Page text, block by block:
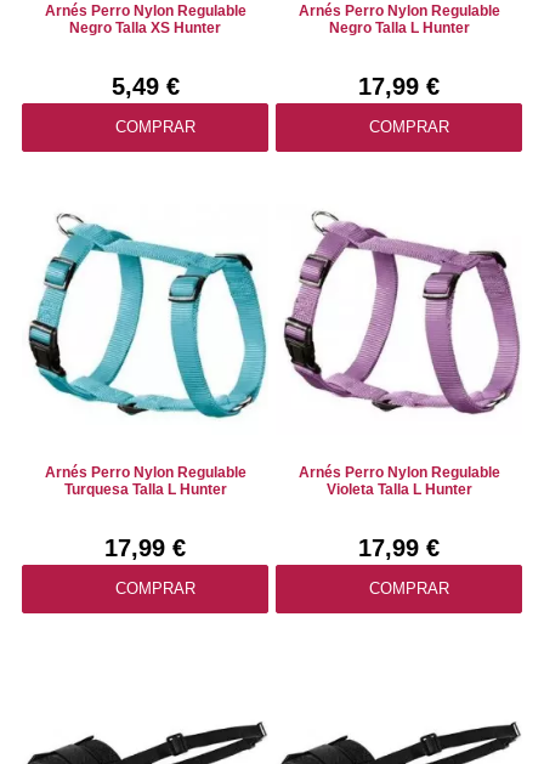
Arnés Perro Nylon Regulable
Negro Talla XS Hunter
5,49 €
COMPRAR
Arnés Perro Nylon Regulable
Negro Talla L Hunter
17,99 €
COMPRAR
Arnés Perro Nylon Regulable
Turquesa Talla L Hunter
17,99 €
COMPRAR
Arnés Perro Nylon Regulable
Violeta Talla L Hunter
17,99 €
COMPRAR